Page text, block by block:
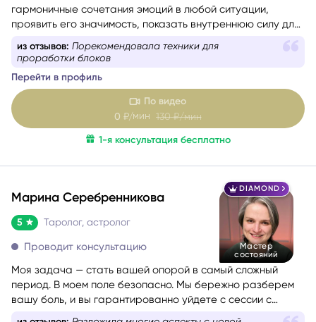
гармоничные сочетания эмоций в любой ситуации,
проявить его значимость, показать внутреннюю силу для
самопомощи, сбалансировать энергии в зависимости от
ситуации.
из отзывов: Порекомендовала техники для
проработки блоков
Перейти в профиль
По видео
0 ₽/мин 130 ₽/мин
1-я консультация бесплатно
DIAMOND
Мастер
состояний
Марина Серебренникова
5 Таролог, астролог
Проводит консультацию
Моя задача — стать вашей опорой в самый сложный
период. В моем поле безопасно. Мы бережно разберем
вашу боль, и вы гарантированно уйдете с сессии с
новыми силами, вдохновением и верой в себя. Я таролог